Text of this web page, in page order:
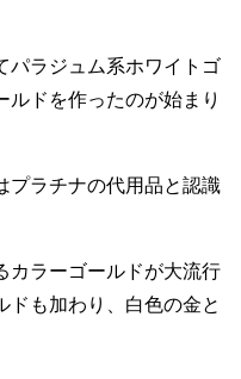
パラジュム系ホワイトゴ
ルドを作ったのが始まり
プラチナの代用品と認識
カラーゴールドが大流行
ドも加わり、白色の金と